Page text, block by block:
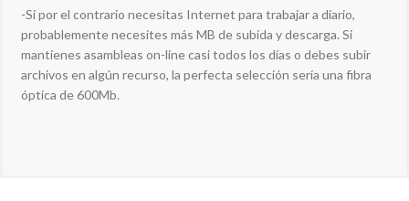
-Si por el contrario necesitas Internet para trabajar a diario,
probablemente necesites más MB de subida y descarga. Si
mantienes asambleas on-line casi todos los días o debes subir
archivos en algún recurso, la perfecta selección sería una fibra
óptica de 600Mb.